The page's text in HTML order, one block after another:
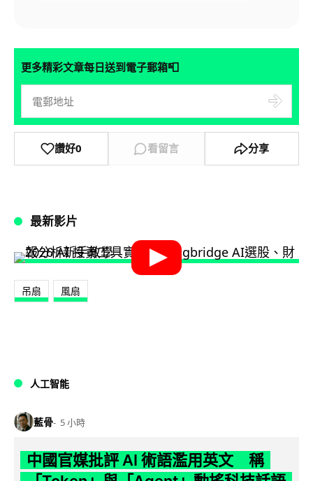
更多精彩文章每日送到電子郵箱📮
讚好0 看留言 分享
最新影片
吊扇 風扇
人工智能
藍骨 5 小時
中國官媒批評 AI 術語濫用英文 稱